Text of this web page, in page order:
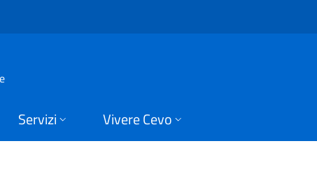
rifiuti |
Servizi Vivere Cevo